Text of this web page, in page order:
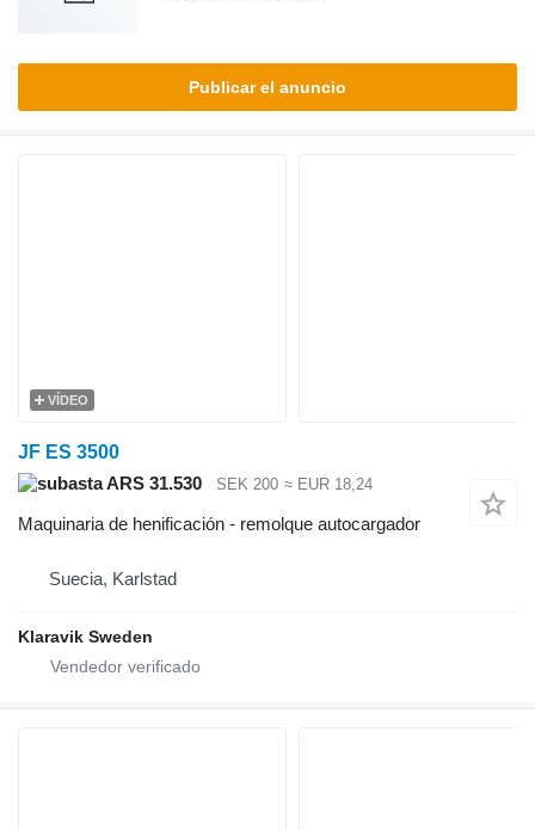
Publicar el anuncio
VÍDEO
JF ES 3500
ARS 31.530
SEK 200 ≈ EUR 18,24
Maquinaria de henificación - remolque autocargador
Suecia, Karlstad
Klaravik Sweden